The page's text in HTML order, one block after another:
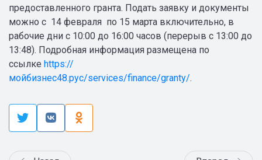
предоставленного гранта. Подать заявку и документы
можно с 14 февраля по 15 марта включительно, в
рабочие дни с 10:00 до 16:00 часов (перерыв с 13:00 до
13:48). Подробная информация размещена по
ссылке https://
мойбизнес48.рус/services/finance/granty/.